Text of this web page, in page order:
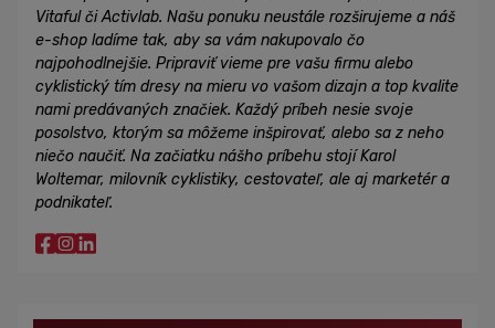
Vitaful či Activlab. Našu ponuku neustále rozširujeme a náš
e-shop ladíme tak, aby sa vám nakupovalo čo
najpohodlnejšie. Pripraviť vieme pre vašu firmu alebo
cyklistický tím dresy na mieru vo vašom dizajn a top kvalite
nami predávaných značiek. Každý príbeh nesie svoje
posolstvo, ktorým sa môžeme inšpirovať, alebo sa z neho
niečo naučiť. Na začiatku nášho príbehu stojí Karol
Woltemar, milovník cyklistiky, cestovateľ, ale aj marketér a
podnikateľ.